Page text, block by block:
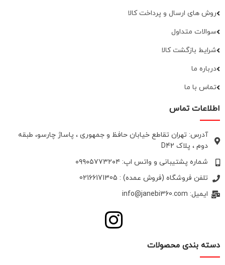
روش های ارسال و پرداخت کالا
سوالات متداول
شرایط بازگشت کالا
درباره ما
تماس با ما
اطلاعات تماس
آدرس: تهران تقاطع خیابان حافظ و جمهوری ، پاساژ چارسو، طبقه
دوم ، پلاک D42
شماره پشتیبانی و واتس اپ: ۰۹۹۰۵۷۷۳۲۰۴
تلفن فروشگاه (فروش عمده) : 02166171305
ایمیل: info@janebi360.com
دسته بندی محصولات